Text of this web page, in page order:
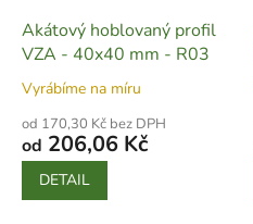
Akátový hoblovaný profil
VZA - 40x40 mm - R03
Vyrábíme na míru
od 170,30 Kč bez DPH
od 206,06 Kč
DETAIL